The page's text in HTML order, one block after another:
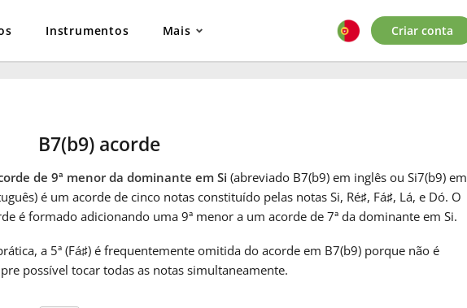
Instrumentos Mais Criar conta
B7(b9) acorde
de 9ª menor da dominante em Si (abreviado B7(b9) em inglês ou Si7(b9) em
é um acorde de cinco notas constituído pelas notas Si, Ré♯, Fá♯, Lá, e Dó. O
é formado adicionando uma 9ª menor a um acorde de 7ª da dominante em Si.
a 5ª (Fá♯) é frequentemente omitida do acorde em B7(b9) porque não é
possível tocar todas as notas simultaneamente.